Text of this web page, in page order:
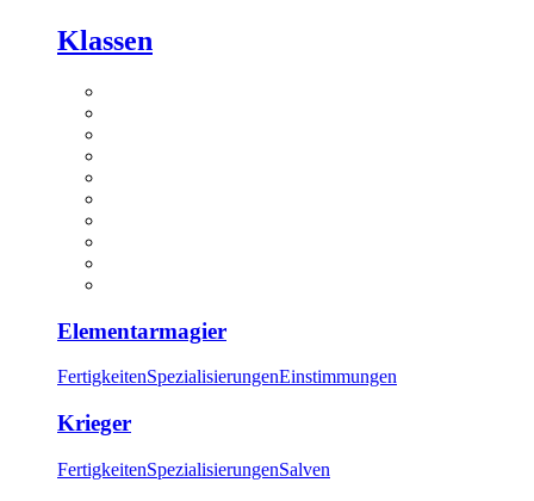
Klassen
Elementarmagier
FertigkeitenSpezialisierungenEinstimmungen
Krieger
FertigkeitenSpezialisierungenSalven